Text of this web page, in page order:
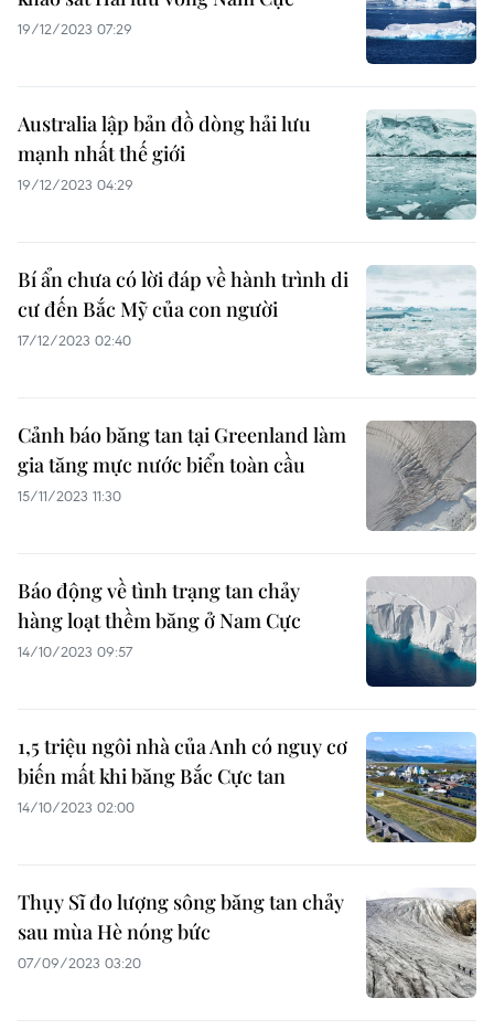
19/12/2023 07:29
Australia lập bản đồ dòng hải lưu
mạnh nhất thế giới
19/12/2023 04:29
Bí ẩn chưa có lời đáp về hành trình di
cư đến Bắc Mỹ của con người
17/12/2023 02:40
Cảnh báo băng tan tại Greenland làm
gia tăng mực nước biển toàn cầu
15/11/2023 11:30
Báo động về tình trạng tan chảy
hàng loạt thềm băng ở Nam Cực
14/10/2023 09:57
1,5 triệu ngôi nhà của Anh có nguy cơ
biến mất khi băng Bắc Cực tan
14/10/2023 02:00
Thụy Sĩ đo lượng sông băng tan chảy
sau mùa Hè nóng bức
07/09/2023 03:20